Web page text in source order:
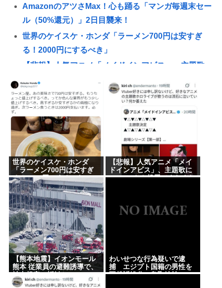
AmazonのアツさMax！心も踊る「マンガ毎週末セー
ル（50%還元）」2日目襲来！
世界のケイスケ・ホンダ「ラーメン700円は安すぎ
る！2000円にするべき」
【悲報】人気アニメ「メイドインアビス」、主題歌
【熊本地震】イオンモール熊本 従業員の避難誘導
で、社内規定に抵触か
わいせつな行為疑いで逮捕 エジプト国籍の男性を
不起訴処分 鳥取地検 [8/8]
【悲報】人気アニメ「メイドインアビス」の主題歌
にVTuberさんが起用されてまたまたまた炎上、もう
何回目だよ…
【動画】 35歳美人ママ👩、TV探偵ナイスクに出演も
老けすぎている48歳だろと誹謗中傷
面接官「一番結婚したいVTuberは誰ですか？」👈ど
う答える？
軍事アナリスト「ウクライナに残されている時間は
少ない。民間施設テロではなくプランBやプランCを
発動すべき」
世界のケイスケ・ホンダ
「ラーメン700円は安すぎ
る！2000円にするべき」
【悲報】人気アニメ「メイ
ドインアビス」、主題歌に
VTuberさん起用でまたまた
【熊本地震】イオンモール
熊本 従業員の避難誘導で、
社内規定に抵触か
わいせつな行為疑いで逮
捕 エジプト国籍の男性を
不起訴処分 鳥取地検